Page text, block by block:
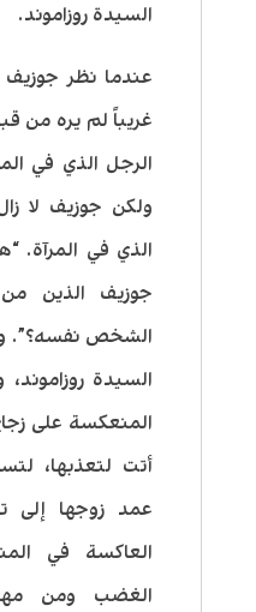
السيدة روزاموند.
عندما نظر
غريباً لم يره من
الرجل الذي في
ولكن جوزيف لا
الذي في المرآة.
جوزيف الذين
الشخص نفسه؟”.
السيدة
المنعكسة على
أتت لتعذبها،
عمد زوجها إلى
العاكسة في
الغضب ومن